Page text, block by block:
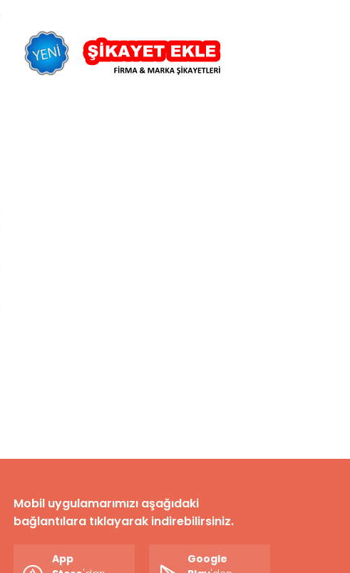
Mobil uygulamarımızı aşağıdaki
bağlantılara tıklayarak indirebilirsiniz.
App
Google